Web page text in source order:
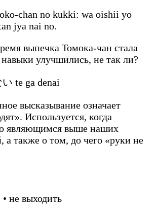
chan no kukki: wa oishii yo
jya nai no.
выпечка Томока-чан стала
улучшились, не так ли?
te ga denai
высказывание означает
Используется, когда
являющимся выше наших
а также о том, до чего «руки не
не выходить